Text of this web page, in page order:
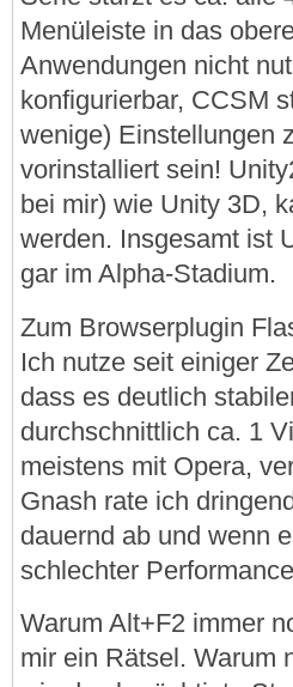
Menüleiste in das
Anwendungen nicht
konfigurierbar, CCSM
wenige) Einstellungen
vorinstalliert sein!
bei mir) wie Unity 3D,
werden. Insgesamt ist
gar im Alpha-Stadium.
Zum Browserplugin
Ich nutze seit einiger
dass es deutlich
durchschnittlich ca. 1
meistens mit Opera,
Gnash rate ich
dauernd ab und wenn
schlechter
Warum Alt+F2 immer
mir ein Rätsel. Warum